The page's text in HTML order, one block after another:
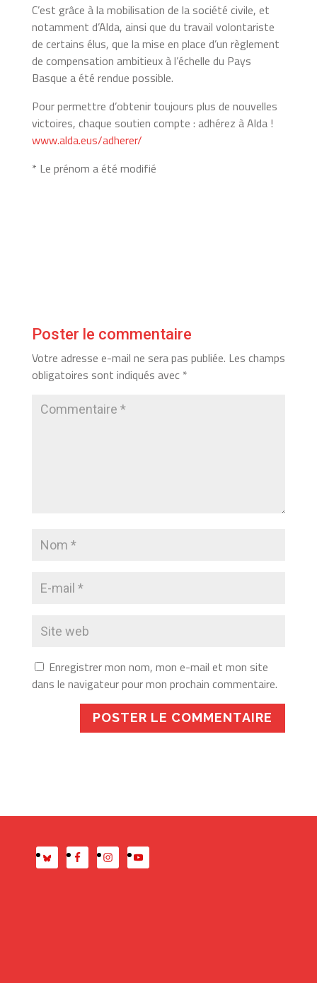
C’est grâce à la mobilisation de la société civile, et
notamment d’Alda, ainsi que du travail volontariste
de certains élus, que la mise en place d’un règlement
de compensation ambitieux à l’échelle du Pays
Basque a été rendue possible.
Pour permettre d’obtenir toujours plus de nouvelles
victoires, chaque soutien compte : adhérez à Alda !
www.alda.eus/adherer/
* Le prénom a été modifié
Poster le commentaire
Votre adresse e-mail ne sera pas publiée. Les champs
obligatoires sont indiqués avec *
Enregistrer mon nom, mon e-mail et mon site
dans le navigateur pour mon prochain commentaire.